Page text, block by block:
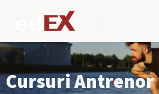
Cursuri Antrenor